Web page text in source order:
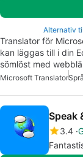
Alternativ
Translator för
kan läggas till i din
sömlöst med
Microsoft Translator
Speak
3.4